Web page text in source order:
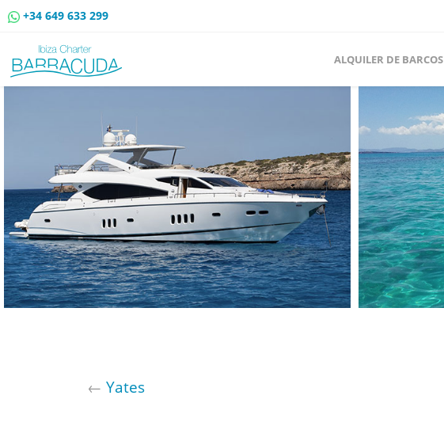
+34 649 633 299
ALQUILER DE BARCOS
← Yates